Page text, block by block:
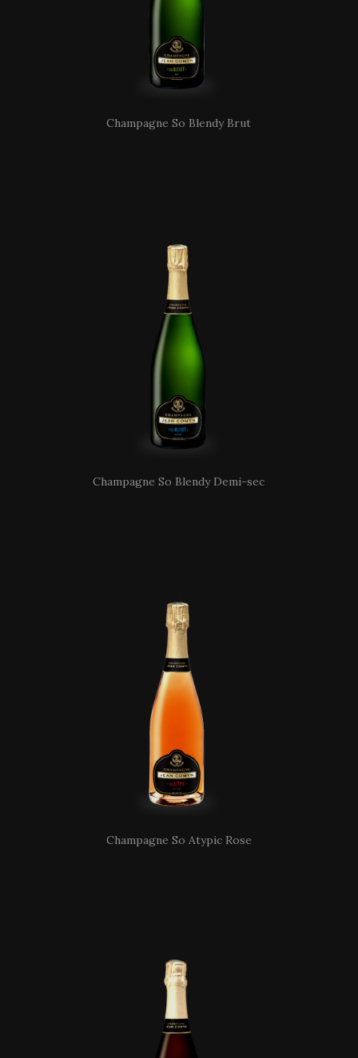
Champagne So Blendy Brut
Champagne So Blendy Demi-sec
Champagne So Atypic Rose